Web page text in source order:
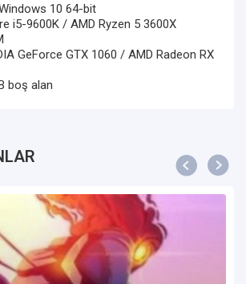
10 64-bit
i5-9600K / AMD Ryzen 5 3600X
GeForce GTX 1060 / AMD Radeon RX
boş alan